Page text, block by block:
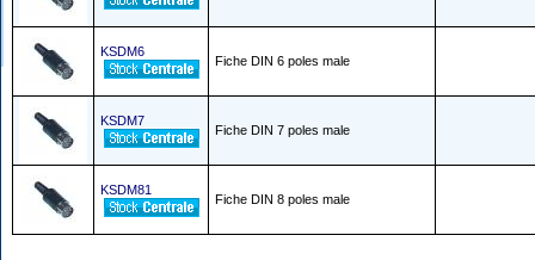
KSDM6
Fiche DIN 6 poles male
KSDM7
Fiche DIN 7 poles male
KSDM81
Fiche DIN 8 poles male